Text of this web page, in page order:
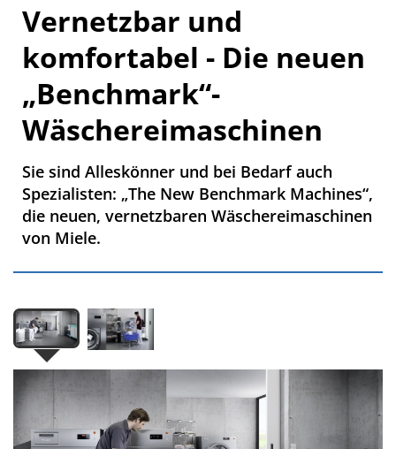
Vernetzbar und
komfortabel - Die neuen
„Benchmark“-
Wäschereimaschinen
Sie sind Alleskönner und bei Bedarf auch
Spezialisten: „The New Benchmark Machines“,
die neuen, vernetzbaren Wäschereimaschinen
von Miele.